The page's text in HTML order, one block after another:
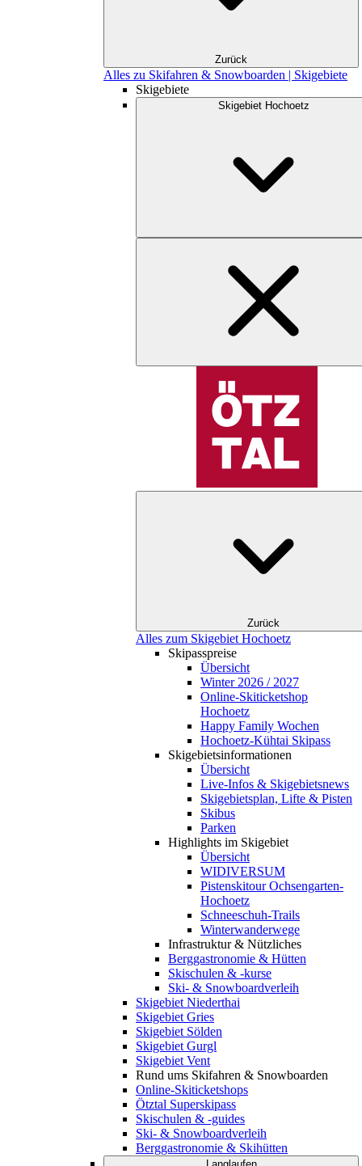
Zurück
Alles zu Skifahren & Snowboarden | Skigebiete
Skigebiete
Skigebiet Hochoetz
Zurück
Alles zum Skigebiet Hochoetz
Skipasspreise
Übersicht
Winter 2026 / 2027
Online-Skiticketshop
Hochoetz
Happy Family Wochen
Hochoetz-Kühtai Skipass
Skigebietsinformationen
Übersicht
Live-Infos & Skigebietsnews
Skigebietsplan, Lifte & Pisten
Skibus
Parken
Highlights im Skigebiet
Übersicht
WIDIVERSUM
Pistenskitour Ochsengarten-
Hochoetz
Schneeschuh-Trails
Winterwanderwege
Infrastruktur & Nützliches
Berggastronomie & Hütten
Skischulen & -kurse
Ski- & Snowboardverleih
Skigebiet Niederthai
Skigebiet Gries
Skigebiet Sölden
Skigebiet Gurgl
Skigebiet Vent
Rund ums Skifahren & Snowboarden
Online-Skiticketshops
Ötztal Superskipass
Skischulen & -guides
Ski- & Snowboardverleih
Berggastronomie & Skihütten